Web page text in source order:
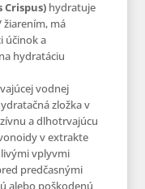
hydratuje
má
účinok a
hydratáciu
vodnej
zložka v
a dlhotrvajúcu
v extrakte
vplyvmi
predčasnými
alebo poškodenú